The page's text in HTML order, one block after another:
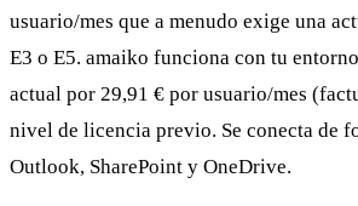
usuario/mes que a menudo exige una
E3 o E5. amaiko funciona con tu
actual por 29,91 € por usuario/mes
nivel de licencia previo. Se conecta de
Outlook, SharePoint y OneDrive.